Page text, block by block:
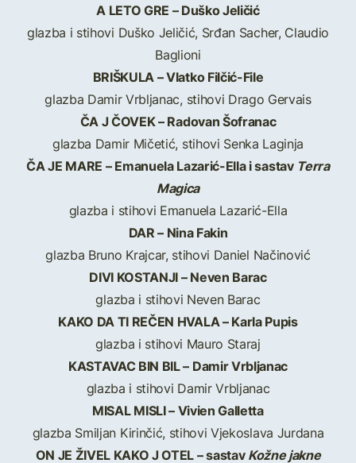
A LETO GRE – Duško Jeličić
glazba i stihovi Duško Jeličić, Srđan Sacher, Claudio
Baglioni
BRIŠKULA – Vlatko Filčić-File
glazba Damir Vrbljanac, stihovi Drago Gervais
ČA J ČOVEK – Radovan Šofranac
glazba Damir Mičetić, stihovi Senka Laginja
ČA JE MARE – Emanuela Lazarić-Ella i sastav Terra
Magica
glazba i stihovi Emanuela Lazarić-Ella
DAR – Nina Fakin
glazba Bruno Krajcar, stihovi Daniel Načinović
DIVI KOSTANJI – Neven Barac
glazba i stihovi Neven Barac
KAKO DA TI REČEN HVALA – Karla Pupis
glazba i stihovi Mauro Staraj
KASTAVAC BIN BIL – Damir Vrbljanac
glazba i stihovi Damir Vrbljanac
MISAL MISLI – Vivien Galletta
glazba Smiljan Kirinčić, stihovi Vjekoslava Jurdana
ON JE ŽIVEL KAKO J OTEL – sastavKožne jakne